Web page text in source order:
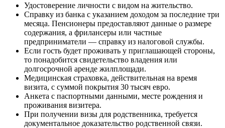
Удостоверение личности с видом на жительство.
Справку из банка с указанием доходом за последние три
месяца. Пенсионеры предоставляют данные о размере
содержания, а фрилансеры или частные
предприниматели — справку из налоговой службы.
Если гость будет проживать у приглашающей стороны,
то понадобится свидетельство владения или
долгосрочной аренде жилплощади.
Медицинская страховка, действительная на время
визита, с суммой покрытия 30 тысяч евро.
Анкета с паспортными данными, месте рождения и
проживания визитера.
При получении визы для родственника, требуется
документальное доказательство родственной связи.